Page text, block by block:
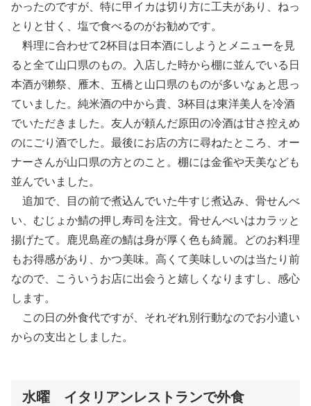
かったのですが、特に甲イカは切り方に工夫があり、ねっ
とりと甘く、塩で食べるのがお勧めです。
料理に合わせて2杯目は日本酒にしようとメニューを見
ると全て山口県のもの。入店した時から棚に並んでいる日
本酒が獺祭、雁木、五橋と山口県のものが多いなぁと思っ
ていました。純米酒の中から貴、3杯目は東洋美人を冷酒
でいただきました。友人が頼んだ原田の冷酒は甘さ控えめ
のにごり酒でした。最後にお店の方に尋ねたところ、オー
ナーさんが山口県の方とのこと。棚には金雀や天美なども
並んでいました。
追加で、目の前で煮込んでいた牛すじ煮込み、骨せんべ
い、むじょか鯖の押し寿司を注文。骨せんべいはカラッと
揚げたて。鹿児島産の鯖は身が厚く色も綺麗。どのお料理
もお得感があり、かつ美味。高くて美味しいのは当たり前
なので、こういうお店に出会うと嬉しくなりますし、感心
します。
この日の外食代ですが、それぞれ別行動なのでお小遣い
からの支出としました。
水曜 イタリアンレストランで外食